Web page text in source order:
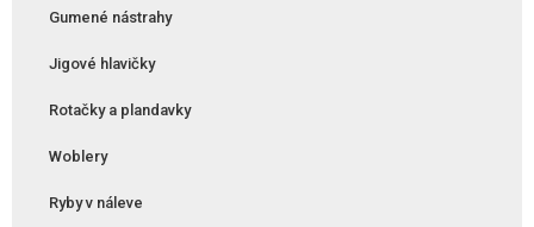
Gumené nástrahy
Jigové hlavičky
Rotačky a plandavky
Woblery
Ryby v náleve